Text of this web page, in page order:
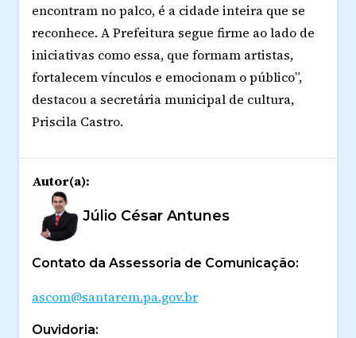
encontram no palco, é a cidade inteira que se
reconhece. A Prefeitura segue firme ao lado de
iniciativas como essa, que formam artistas,
fortalecem vínculos e emocionam o público”,
destacou a secretária municipal de cultura,
Priscila Castro.
Autor(a):
Júlio César Antunes
Contato da Assessoria de Comunicação:
ascom@santarem.pa.gov.br
Ouvidoria: